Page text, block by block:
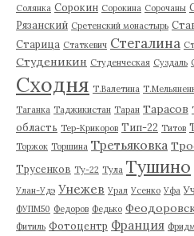
Солянка Сорокин Сорокина Сорочаны
Рязанский Сретенский монастырь
Старица Статкевич Стегалина
Студеникин Студенческая Суздаль
Сходня Т.Валетина
Таганка Таджикистан Таран Тарасов
область Тер-Крикоров Тип-22 Титов
Торжок Торшина Третьяковка
Трусенков Ту-22 Тула Тушино
Улан-Удэ Унежев Урал Усенко Уфа
ФУПМ50 Федоров Федько
Фитиль Фотоцентр Франция